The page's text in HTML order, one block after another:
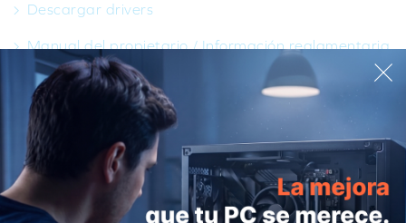
Descargar drivers
Manual del propietario / Información reglamentaria
y sobre seguridad
¿PREGUNTAS DESTACADAS?